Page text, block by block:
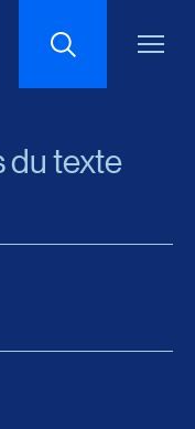
du texte